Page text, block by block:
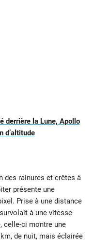
derrière la Lune, Apollo
d’altitude
des rainures et crêtes à
présente une
Prise à une distance
à une vitesse
celle-ci montre une
de nuit, mais éclairée